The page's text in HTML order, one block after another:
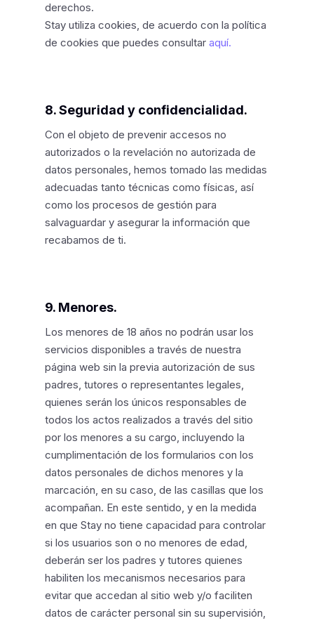
derechos.
Stay utiliza cookies, de acuerdo con la política
de cookies que puedes consultar aquí.
8. Seguridad y confidencialidad.
Con el objeto de prevenir accesos no
autorizados o la revelación no autorizada de
datos personales, hemos tomado las medidas
adecuadas tanto técnicas como físicas, así
como los procesos de gestión para
salvaguardar y asegurar la información que
recabamos de ti.
9. Menores.
Los menores de 18 años no podrán usar los
servicios disponibles a través de nuestra
página web sin la previa autorización de sus
padres, tutores o representantes legales,
quienes serán los únicos responsables de
todos los actos realizados a través del sitio
por los menores a su cargo, incluyendo la
cumplimentación de los formularios con los
datos personales de dichos menores y la
marcación, en su caso, de las casillas que los
acompañan. En este sentido, y en la medida
en que Stay no tiene capacidad para controlar
si los usuarios son o no menores de edad,
deberán ser los padres y tutores quienes
habiliten los mecanismos necesarios para
evitar que accedan al sitio web y/o faciliten
datos de carácter personal sin su supervisión,